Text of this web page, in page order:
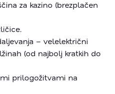
za kazino (brezplačen
– velelektrični
(od najbolj kratkih do
prilogožitvami na